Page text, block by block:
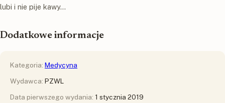
lubi i nie pije kawy…
Dodatkowe informacje
Kategoria: Medycyna
Wydawca: PZWL
Data pierwszego wydania: 1 stycznia 2019